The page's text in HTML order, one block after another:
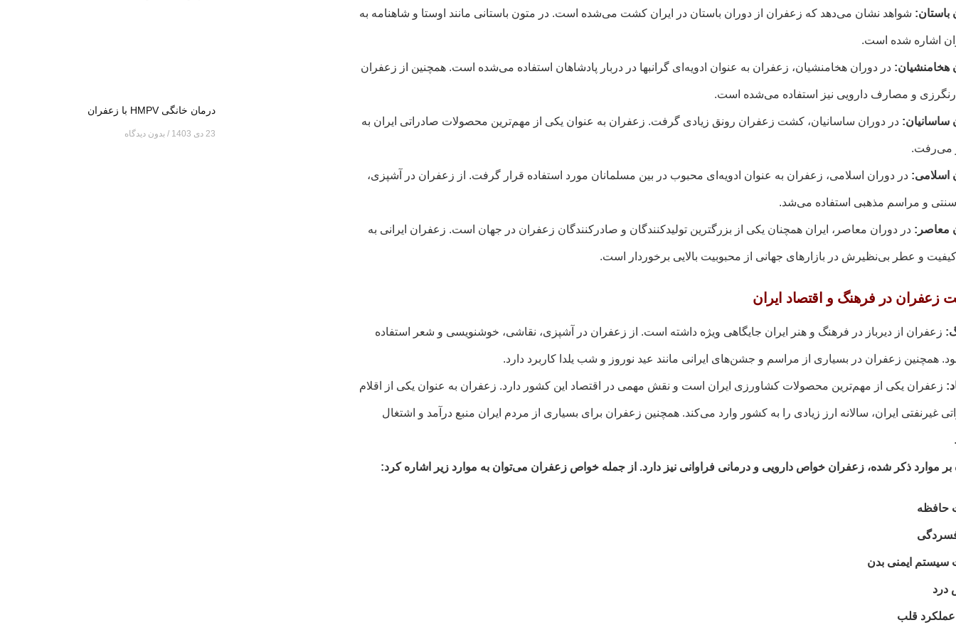
باستان: شواهد نشان می‌دهد که زعفران از دوران باستان در ایران کشت می‌شده است. در متون باستانی مانند اوستا و شاهنامه به
اشاره شده است.
هخامنشیان: در دوران هخامنشیان، زعفران به عنوان ادویه‌ای گرانبها در دربار پادشاهان استفاده می‌شده است. همچنین از زعفران
رنگرزی و مصارف دارویی نیز استفاده می‌شده است.
ساسانیان: در دوران ساسانیان، کشت زعفران رونق زیادی گرفت. زعفران به عنوان یکی از مهم‌ترین محصولات صادراتی ایران به
می‌رفت.
اسلامی: در دوران اسلامی، زعفران به عنوان ادویه‌ای محبوب در بین مسلمانان مورد استفاده قرار گرفت. از زعفران در آشپزی،
و مراسم مذهبی استفاده می‌شد.
معاصر: در دوران معاصر، ایران همچنان یکی از بزرگترین تولیدکنندگان و صادرکنندگان زعفران در جهان است. زعفران ایرانی به
و عطر بی‌نظیرش در بازارهای جهانی از محبوبیت بالایی برخوردار است.
زعفران در فرهنگ و اقتصاد ایران
زعفران از دیرباز در فرهنگ و هنر ایران جایگاهی ویژه داشته است. از زعفران در آشپزی، نقاشی، خوشنویسی و شعر استفاده
همچنین زعفران در بسیاری از مراسم و جشن‌های ایرانی مانند عید نوروز و شب یلدا کاربرد دارد.
زعفران یکی از مهم‌ترین محصولات کشاورزی ایران است و نقش مهمی در اقتصاد این کشور دارد. زعفران به عنوان یکی از اقلام
غیرنفتی ایران، سالانه ارز زیادی را به کشور وارد می‌کند. همچنین زعفران برای بسیاری از مردم ایران منبع درآمد و اشتغال
بر موارد ذکر شده، زعفران خواص دارویی و درمانی فراوانی نیز دارد. از جمله خواص زعفران می‌توان به موارد زیر اشاره کرد:
حافظه
سیستم ایمنی بدن
درد
عملکرد قلب
درمان خانگی HMPV با زعفران
23 دی 1403 بدون دیدگاه